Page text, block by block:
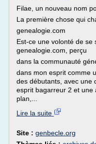
Filae, un nouveau nom
La première chose qui
genealogie.com
Est-ce une volonté de se
genealogie.com, perçu
dans la communauté
dans mon esprit comme
des débutants, avec une
esprit bagarreur 2 et une
plan,...
Lire la suite
Site : genbecle.org